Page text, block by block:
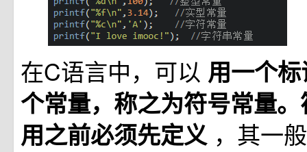
在C语言中，可以 用一个
个常量，称之为符号常量
用之前必须先定义 ，其一